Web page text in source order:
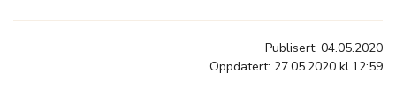
Publisert: 04.05.2020
Oppdatert: 27.05.2020 kl.12:59